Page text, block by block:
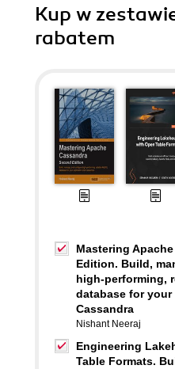
Kup w
rabatem
Mastering
Edition. Build,
high-performing,
database for
Cassandra
Nishant Neeraj
Engineering
Table Formats.